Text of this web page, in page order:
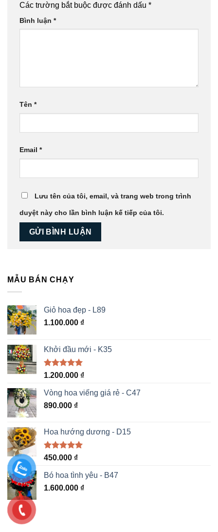
Các trường bắt buộc được đánh dấu *
Bình luận *
Tên *
Email *
Lưu tên của tôi, email, và trang web trong trình
duyệt này cho lần bình luận kế tiếp của tôi.
MẪU BÁN CHẠY
Giỏ hoa đẹp - L89
1.100.000 ₫
Khởi đầu mới - K35
Được xếp
5 sao
1.200.000 ₫
Vòng hoa viếng giá rẻ - C47
890.000 ₫
Hoa hướng dương - D15
Được xếp
5 sao
450.000 ₫
Bó hoa tình yêu - B47
1.600.000 ₫